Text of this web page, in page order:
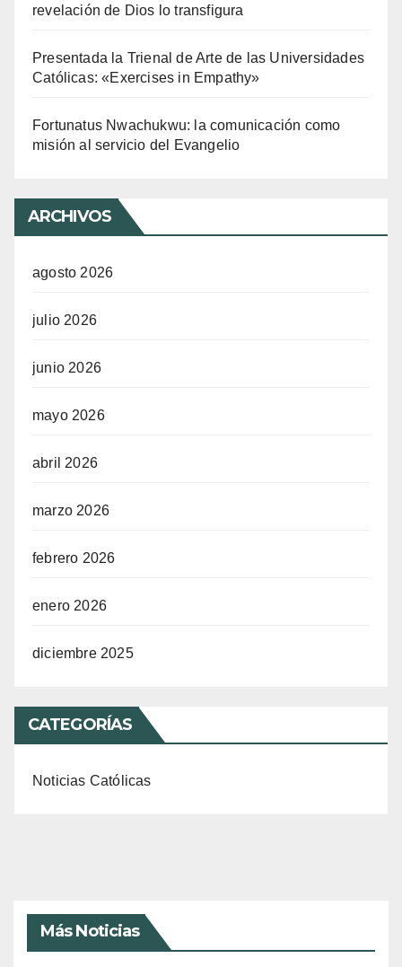
revelación de Dios lo transfigura
Presentada la Trienal de Arte de las Universidades
Católicas: «Exercises in Empathy»
Fortunatus Nwachukwu: la comunicación como
misión al servicio del Evangelio
ARCHIVOS
agosto 2026
julio 2026
junio 2026
mayo 2026
abril 2026
marzo 2026
febrero 2026
enero 2026
diciembre 2025
CATEGORÍAS
Noticias Católicas
Más Noticias